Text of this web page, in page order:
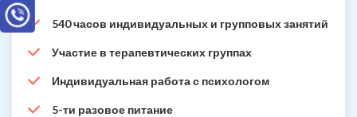
540 часов индивидуальных и групповых занятий
Участие в терапевтических группах
Индивидуальная работа с психологом
5-ти разовое питание